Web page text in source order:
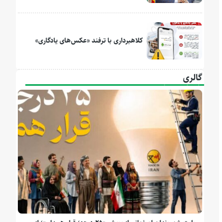
کلاهبرداری با ترفند «عکس‌های یادگاری»
گالری